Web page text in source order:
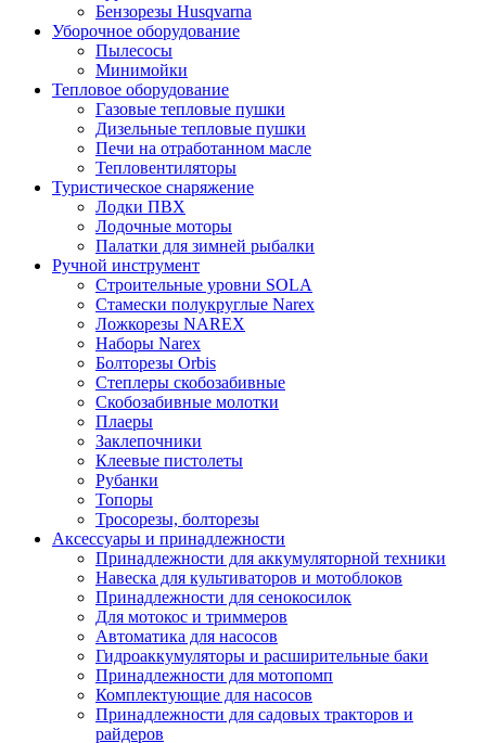
Бензорезы Husqvarna
Уборочное оборудование
Пылесосы
Минимойки
Тепловое оборудование
Газовые тепловые пушки
Дизельные тепловые пушки
Печи на отработанном масле
Тепловентиляторы
Туристическое снаряжение
Лодки ПВХ
Лодочные моторы
Палатки для зимней рыбалки
Ручной инструмент
Строительные уровни SOLA
Стамески полукруглые Narex
Ложкорезы NAREX
Наборы Narex
Болторезы Orbis
Степлеры скобозабивные
Скобозабивные молотки
Плаеры
Заклепочники
Клеевые пистолеты
Рубанки
Топоры
Тросорезы, болторезы
Аксессуары и принадлежности
Принадлежности для аккумуляторной техники
Навеска для культиваторов и мотоблоков
Принадлежности для сенокосилок
Для мотокос и триммеров
Автоматика для насосов
Гидроаккумуляторы и расширительные баки
Принадлежности для мотопомп
Комплектующие для насосов
Принадлежности для садовых тракторов и
райдеров